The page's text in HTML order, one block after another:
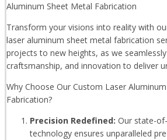
Aluminum Sheet Metal Fabrication
Transform your visions into reality with
laser aluminum sheet metal fabrication
projects to new heights, as we
craftsmanship, and innovation to deliver
Why Choose Our Custom Laser
Fabrication?
Precision Redefined: Our state-
technology ensures unparalleled